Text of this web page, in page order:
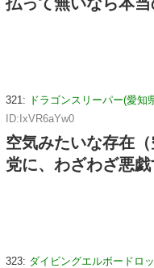
払って無いなら本
321: ドラゴンスリーパー(愛知
ID:IxVR6aYw0
空気みたいな存在
党に、わざわざ悪
323: ダイビングエルボードロ